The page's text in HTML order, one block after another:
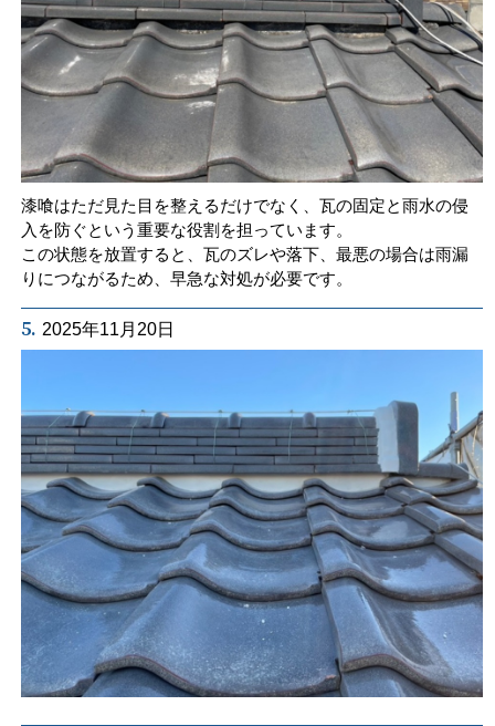
漆喰はただ見た目を整えるだけでなく、瓦の固定と雨水の侵
入を防ぐという重要な役割を担っています。
この状態を放置すると、瓦のズレや落下、最悪の場合は雨漏
りにつながるため、早急な対処が必要です。
5. 2025年11月20日